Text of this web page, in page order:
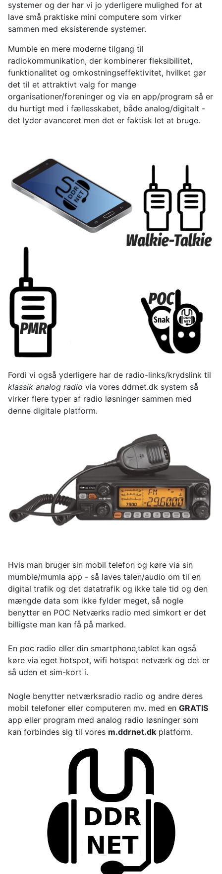
systemer og der har vi jo yderligere mulighed for at
lave små praktiske mini computere som virker
sammen med eksisterende systemer.
Mumble en mere moderne tilgang til
radiokommunikation, der kombinerer fleksibilitet,
funktionalitet og omkostningseffektivitet, hvilket gør
det til et attraktivt valg for mange
organisationer/foreninger og via en app/program så er
du hurtigt med i fællesskabet, både analog/digitalt -
det lyder avanceret men det er faktisk let at bruge.
Fordi vi også yderligere har de radio-links/krydslink til
klassik analog radio via vores ddrnet.dk system så
virker flere typer af radio løsninger sammen med
denne digitale platform.
Hvis man bruger sin mobil telefon og køre via sin
mumble/mumla app - så laves talen/audio om til en
digital trafik og det datatrafik og ikke tale tid og den
mængde data som ikke fylder meget, så nogle
benytter en POC Netværks radio med simkort er det
billigste man kan få på marked.
En poc radio eller din smartphone,tablet kan også
køre via eget hotspot, wifi hotspot netværk og det er
så uden et sim-kort i.
Nogle benytter netværksradio radio og andre deres
mobil telefoner eller computeren mv. med en GRATIS
app eller program med analog radio løsninger som
kan forbindes sig til vores m.ddrnet.dk platform.